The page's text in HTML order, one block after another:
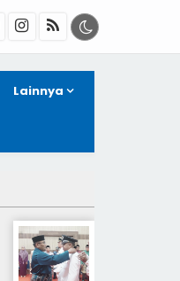
Lainnya